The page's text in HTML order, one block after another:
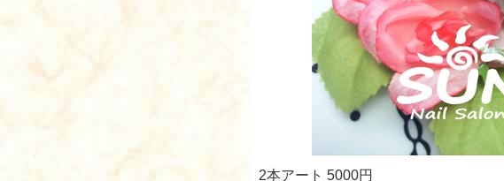
2本アート 5000円